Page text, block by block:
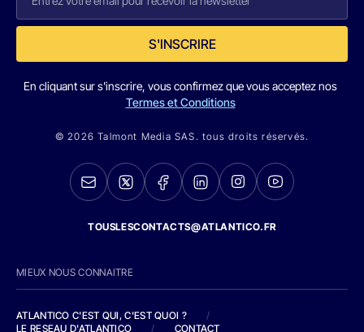
S'INSCRIRE
En cliquant sur s'inscrire, vous confirmez que vous acceptez nos
Termes et Conditions
© 2026 Talmont Media SAS. tous droits réservés.
TOUSLESCONTACTS@ATLANTICO.FR
MIEUX NOUS CONNAITRE
ATLANTICO C'EST QUI, C'EST QUOI ?
/
LE RESEAU D'ATLANTICO
/ CONTACT